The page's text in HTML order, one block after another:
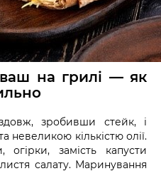
на грилі — як
зробивши стейк, і
невеликою кількістю олії.
огірки, замість капусти
салату. Маринування